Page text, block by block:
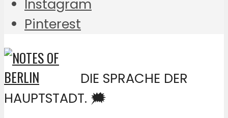
Instagram
Pinterest
DIE SPRACHE DER
HAUPTSTADT. 🗯️